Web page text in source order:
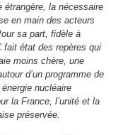
étrangère, la nécessaire
en main des acteurs
sa part, fidèle à
fait état des repères qui
moins chère, une
d’un programme de
nucléaire
la France, l’unité et la
préservée.